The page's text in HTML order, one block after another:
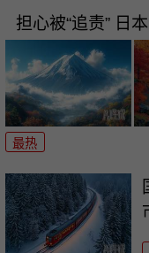
担心被“追责” 日
最热